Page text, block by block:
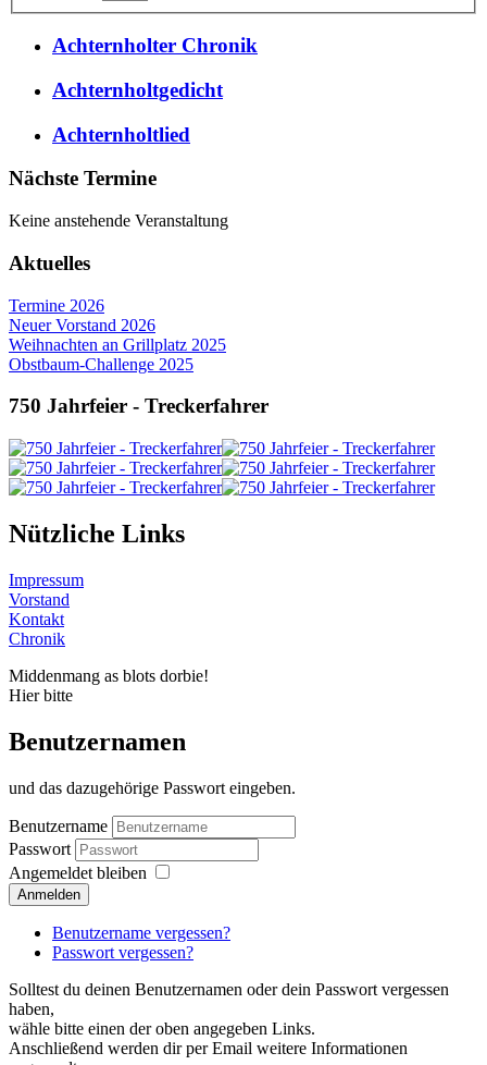
Achternholter Chronik
Achternholtgedicht
Achternholtlied
Nächste Termine
Keine anstehende Veranstaltung
Aktuelles
Termine 2026
Neuer Vorstand 2026
Weihnachten an Grillplatz 2025
Obstbaum-Challenge 2025
750 Jahrfeier - Treckerfahrer
Nützliche Links
Impressum
Vorstand
Kontakt
Chronik
Middenmang as blots dorbie!
Hier bitte
Benutzernamen
und das dazugehörige Passwort eingeben.
Benutzername
Passwort
Angemeldet bleiben
Anmelden
Benutzername vergessen?
Passwort vergessen?
Solltest du deinen Benutzernamen oder dein Passwort vergessen
haben,
wähle bitte einen der oben angegeben Links.
Anschließend werden dir per Email weitere Informationen